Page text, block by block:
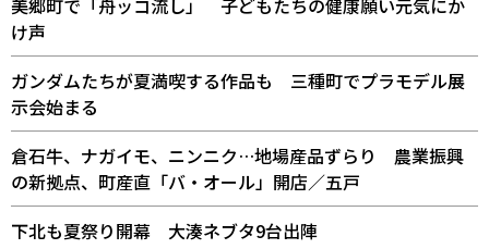
け声
ガンダムたちが夏満喫する作品も 三種町でプラモデル展
示会始まる
倉石牛、ナガイモ、ニンニク…地場産品ずらり 農業振興
の新拠点、町産直「バ・オール」開店／五戸
下北も夏祭り開幕 大湊ネブタ9台出陣